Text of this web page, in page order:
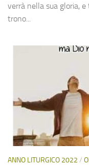
verrà nella sua gloria,
trono...
ANNO LITURGICO 2022 /